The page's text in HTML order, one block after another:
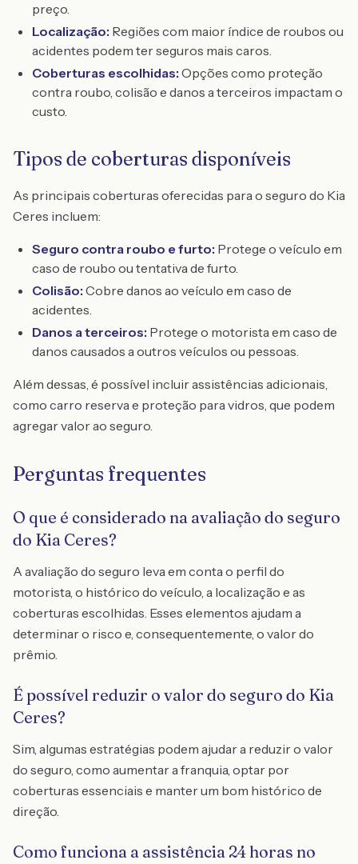
preço.
Localização: Regiões com maior índice de roubos ou
acidentes podem ter seguros mais caros.
Coberturas escolhidas: Opções como proteção
contra roubo, colisão e danos a terceiros impactam o
custo.
Tipos de coberturas disponíveis
As principais coberturas oferecidas para o seguro do Kia
Ceres incluem:
Seguro contra roubo e furto: Protege o veículo em
caso de roubo ou tentativa de furto.
Colisão: Cobre danos ao veículo em caso de
acidentes.
Danos a terceiros: Protege o motorista em caso de
danos causados a outros veículos ou pessoas.
Além dessas, é possível incluir assistências adicionais,
como carro reserva e proteção para vidros, que podem
agregar valor ao seguro.
Perguntas frequentes
O que é considerado na avaliação do seguro
do Kia Ceres?
A avaliação do seguro leva em conta o perfil do
motorista, o histórico do veículo, a localização e as
coberturas escolhidas. Esses elementos ajudam a
determinar o risco e, consequentemente, o valor do
prêmio.
É possível reduzir o valor do seguro do Kia
Ceres?
Sim, algumas estratégias podem ajudar a reduzir o valor
do seguro, como aumentar a franquia, optar por
coberturas essenciais e manter um bom histórico de
direção.
Como funciona a assistência 24 horas no